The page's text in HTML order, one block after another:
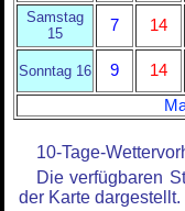
Samstag
15
7 14
Sonntag 16 9
14
10-Tage-
Die verfügbaren
der Karte dargestellt.